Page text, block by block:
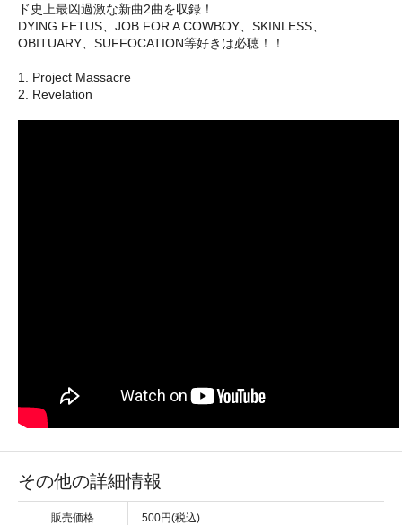
ド史上最凶過激な新曲2曲を収録！
DYING FETUS、JOB FOR A COWBOY、SKINLESS、
OBITUARY、SUFFOCATION等好きは必聴！！
1. Project Massacre
2. Revelation
その他の詳細情報
販売価格 500円(税込)